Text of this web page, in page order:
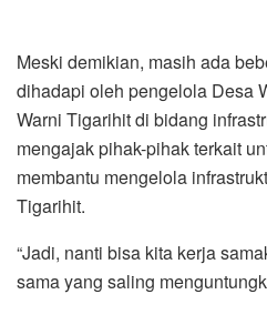
Meski demikian, masih ada
dihadapi oleh pengelola Desa
Warni Tigarihit di bidang
mengajak pihak-pihak terkait
membantu mengelola
Tigarihit.
“Jadi, nanti bisa kita kerja
sama yang saling